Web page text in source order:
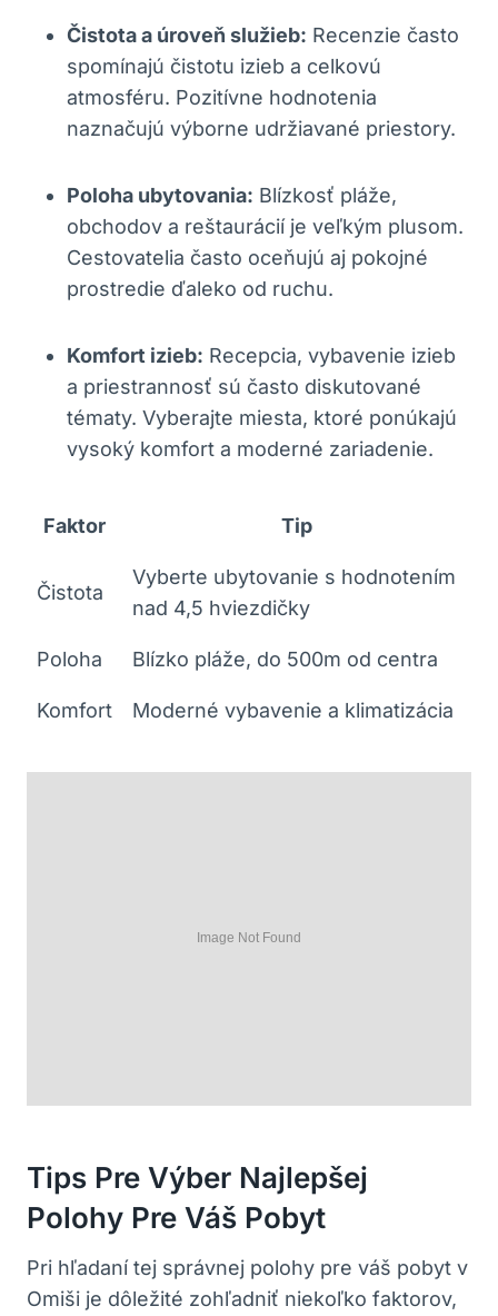
Čistota a úroveň služieb: Recenzie často
spomínajú čistotu izieb a celkovú
atmosféru. Pozitívne hodnotenia
naznačujú výborne udržiavané priestory.
Poloha ubytovania: Blízkosť pláže,
obchodov a reštaurácií je veľkým plusom.
Cestovatelia často oceňujú aj pokojné
prostredie ďaleko od ruchu.
Komfort izieb: Recepcia, vybavenie izieb
a priestrannosť sú často diskutované
tématy. Vyberajte miesta, ktoré ponúkajú
vysoký komfort a moderné zariadenie.
Faktor Tip
Čistota
Vyberte ubytovanie s hodnotením
nad 4,5 hviezdičky
Poloha Blízko pláže, do 500m od centra
Komfort Moderné vybavenie a klimatizácia
Tips Pre Výber Najlepšej
Polohy Pre Váš Pobyt
Pri hľadaní tej správnej polohy pre váš pobyt v
Omiši je dôležité zohľadniť niekoľko faktorov,